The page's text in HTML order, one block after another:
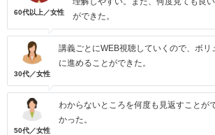
60代以上／女性
ができた。
30代／女性
講義ごとにWEB視聴していくので、ボリ
に進めることができた。
50代／女性
わからないところを何度も見返すことが
かった。